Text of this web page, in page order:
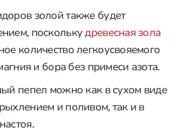
золой также будет
посколькудревесная зола
количество легкоусвояемого
и бора без примеси азота.
пепел можно как в сухом виде
и поливом, так и в